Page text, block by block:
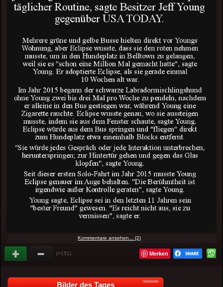
Kommentare ansehen... (2)
(+151) Merken
Bilder des Tages Startseite